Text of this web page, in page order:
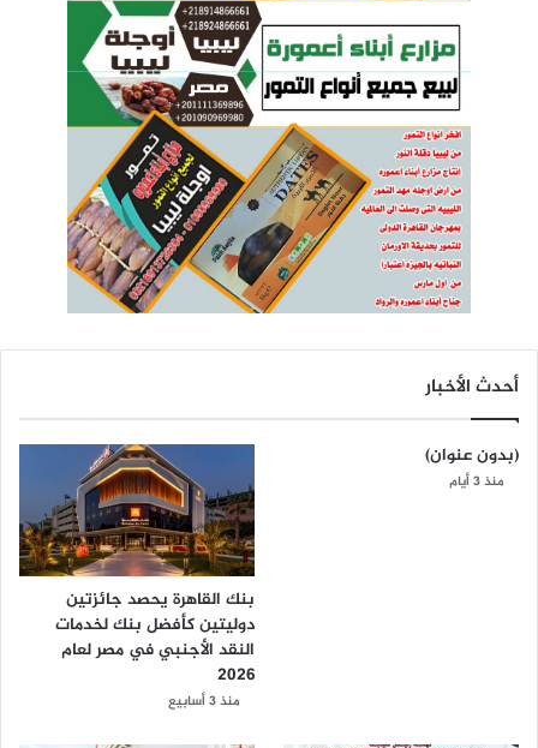
أحدث الأخبار
(بدون عنوان)
منذ 3 أيام
بنك القاهرة يحصد جائزتين
دوليتين كأفضل بنك لخدمات
النقد الأجنبي في مصر لعام
2026
منذ 3 أسابيع